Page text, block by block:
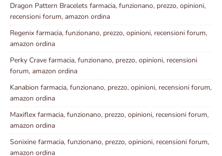
Dragon Pattern Bracelets farmacia, funzionano, prezzo, opinioni,
recensioni forum, amazon ordina
Regenix farmacia, funzionano, prezzo, opinioni, recensioni forum,
amazon ordina
Perky Crave farmacia, funzionano, prezzo, opinioni, recensioni
forum, amazon ordina
Kanabion farmacia, funzionano, prezzo, opinioni, recensioni forum,
amazon ordina
Maxiflex farmacia, funzionano, prezzo, opinioni, recensioni forum,
amazon ordina
Sonixine farmacia, funzionano, prezzo, opinioni, recensioni forum,
amazon ordina